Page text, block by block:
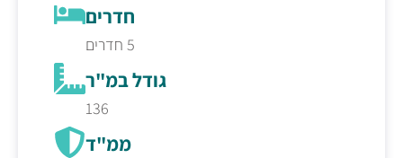
חדרים
5 חדרים
גודל במ"ר
136
ממ"ד